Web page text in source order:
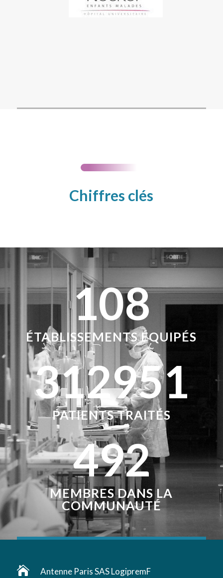
Chiffres clés
108
ÉTABLISSEMENTS ÉQUIPÉS
312951
PATIENTS TRAITÉS
492
MEMBRES DANS LA
COMMUNAUTÉ

Antenne Paris SAS LogipremF